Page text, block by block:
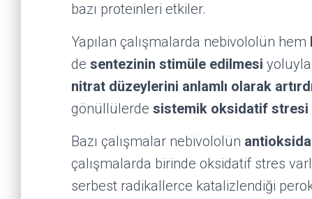
bazı proteinleri etkiler.
Yapılan çalışmalarda nebivololün hem
de sentezinin stimüle edilmesi
nitrat düzeylerini anlamlı olarak
gönüllülerde sistemik oksidatif stresi
Bazı çalışmalar nebivololün
çalışmalarda birinde oksidatif stres
serbest radikallerce katalizlendiği